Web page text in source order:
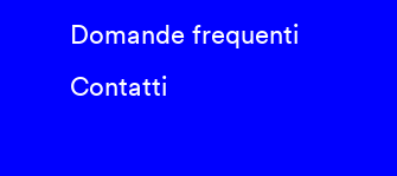
Domande frequenti
Contatti